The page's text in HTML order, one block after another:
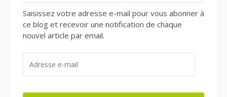
Saisissez votre adresse e-mail pour vous abonner à
ce blog et recevoir une notification de chaque
nouvel article par email.
MAIL